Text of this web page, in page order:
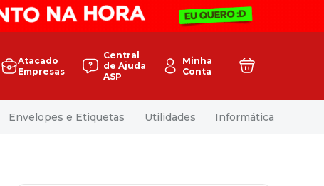
Atacado
Empresas
Central
de Ajuda
ASP
Minha
Conta
Envelopes e Etiquetas Utilidades Informática